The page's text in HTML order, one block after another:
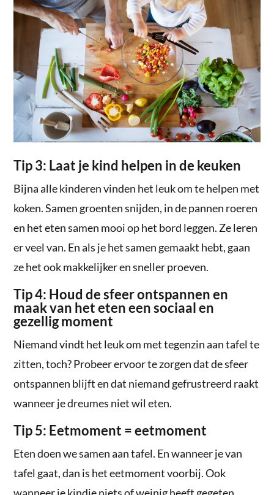
Tip 3: Laat je kind helpen in de keuken
Bijna alle kinderen vinden het leuk om te helpen met
koken. Samen groenten snijden, in de pannen roeren
en het eten samen mooi op het bord leggen. Ze leren
er veel van. En als je het samen gemaakt hebt, gaan
ze het ook makkelijker en sneller proeven.
Tip 4: Houd de sfeer ontspannen en
maak van het eten een sociaal en
gezellig moment
Niemand vindt het leuk om met tegenzin aan tafel te
zitten, toch? Probeer ervoor te zorgen dat de sfeer
ontspannen blijft en dat niemand gefrustreerd raakt
wanneer je dreumes niet wil eten.
Tip 5: Eetmoment = eetmoment
Eten doen we samen aan tafel. En wanneer je van
tafel gaat, dan is het eetmoment voorbij. Ook
wanneer je kindje niets of weinig heeft gegeten,